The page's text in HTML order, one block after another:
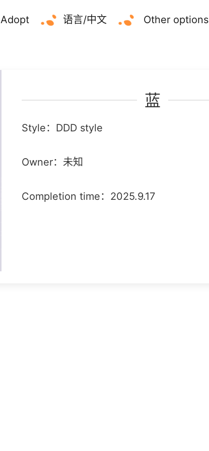
Adopt 语言/中文 Other options
蓝
Style：DDD style
Owner：未知
Completion time：2025.9.17